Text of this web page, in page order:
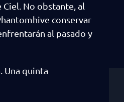
No obstante, al
conservar
al pasado y
Una quinta